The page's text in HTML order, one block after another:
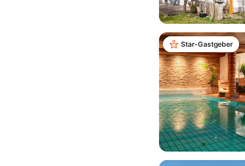
Star-Gastgeber